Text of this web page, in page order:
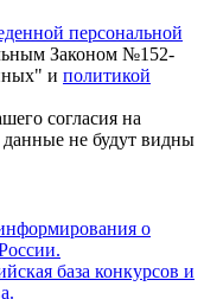
персональной
Законом №152-
и политикой
согласия на
не будут видны